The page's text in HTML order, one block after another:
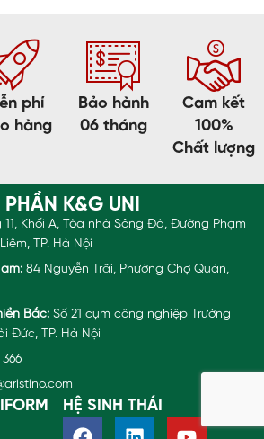
phí
hàng
Bảo hành
06 tháng
Cam kết
100%
Chất lượng
K&G UNI
11, Khối A, Tòa nhà Sông Đà, Đường Phạm
TP. Hà Nội
84 Nguyễn Trãi, Phường Chợ Quán,
Bắc: Số 21 cụm công nghiệp Trường
Đức, TP. Hà Nội
HỆ SINH THÁI